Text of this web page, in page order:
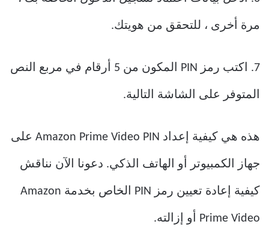
مرة أخرى ، للتحقق من هويتك.
7. اكتب رمز PIN المكون من 5 أرقام في مربع النص
المتوفر على الشاشة التالية.
هذه هي كيفية إعداد Amazon Prime Video PIN على
جهاز الكمبيوتر أو الهاتف الذكي. دعونا الآن نناقش
كيفية إعادة تعيين رمز PIN الخاص بخدمة Amazon
Prime Video أو إزالته.